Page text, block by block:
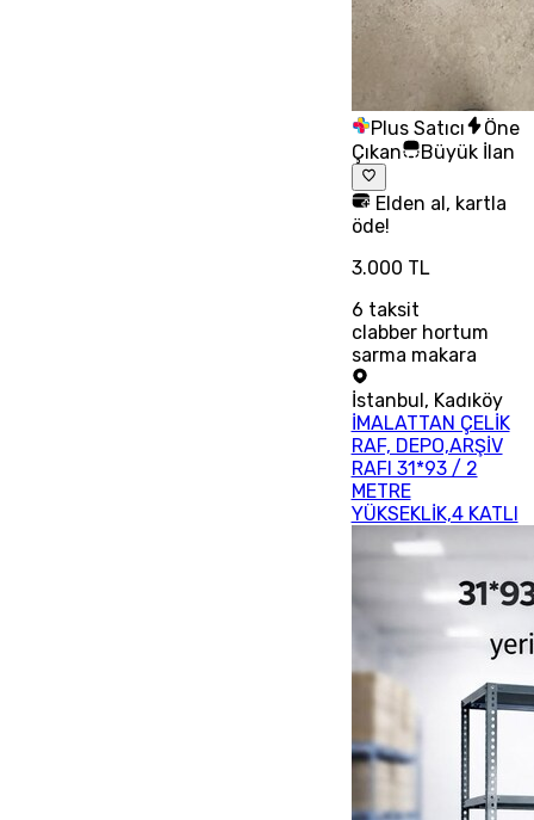
Plus Satıcı
Öne
Çıkan
Büyük İlan
Elden al, kartla
öde!
3.000 TL
6 taksit
clabber hortum
sarma makara
İstanbul, Kadıköy
İMALATTAN ÇELİK
RAF, DEPO,ARŞİV
RAFI 31*93 / 2
METRE
YÜKSEKLİK,4 KATLI